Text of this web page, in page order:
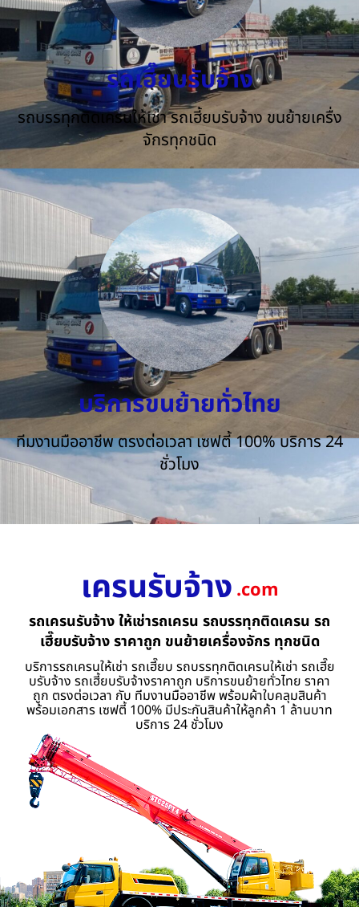
รถเฮี๊ยบรับจ้าง
รถบรรทุกติดเครนให้เช่า รถเฮี้ยบรับจ้าง ขนย้ายเครื่ง
จักรทุกชนิด
บริการขนย้ายทั่วไทย
ทีมงานมืออาชีพ ตรงต่อเวลา เซฟตี้ 100% บริการ 24
ชั่วโมง
เครนรับจ้าง .com
รถเครนรับจ้าง ให้เช่ารถเครน รถบรรทุกติดเครน รถ
เฮี๊ยบรับจ้าง ราคาถูก ขนย้ายเครื่องจักร ทุกชนิด
บริการรถเครนให้เช่า รถเฮี๊ยบ รถบรรทุกติดเครนให้เช่า รถเฮี๊ย
บรับจ้าง รถเฮี้ยบรับจ้างราคาถูก บริการขนย้ายทั่วไทย ราคา
ถูก ตรงต่อเวลา กับ ทีมงานมืออาชีพ พร้อมผ้าใบคลุมสินค้า
พร้อมเอกสาร เซฟตี้ 100% มีประกันสินค้าให้ลูกค้า 1 ล้านบาท
บริการ 24 ชั่วโมง